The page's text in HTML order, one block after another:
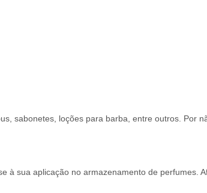
sabonetes, loções para barba, entre outros. Por
à sua aplicação no armazenamento de perfumes.